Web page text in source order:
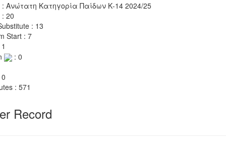
: Ανώτατη Κατηγορία Παίδων Κ-14 2024/25
: 20
: 13
Start : 7
: 0
: 571
Record